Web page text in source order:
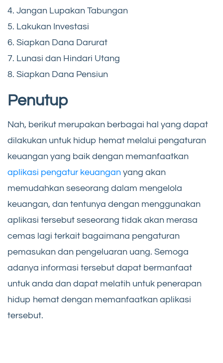
4. Jangan Lupakan Tabungan
5. Lakukan Investasi
6. Siapkan Dana Darurat
7. Lunasi dan Hindari Utang
8. Siapkan Dana Pensiun
Penutup
Nah, berikut merupakan berbagai hal yang dapat
dilakukan untuk hidup hemat melalui pengaturan
keuangan yang baik dengan memanfaatkan
aplikasi pengatur keuangan yang akan
memudahkan seseorang dalam mengelola
keuangan, dan tentunya dengan menggunakan
aplikasi tersebut seseorang tidak akan merasa
cemas lagi terkait bagaimana pengaturan
pemasukan dan pengeluaran uang. Semoga
adanya informasi tersebut dapat bermanfaat
untuk anda dan dapat melatih untuk penerapan
hidup hemat dengan memanfaatkan aplikasi
tersebut.